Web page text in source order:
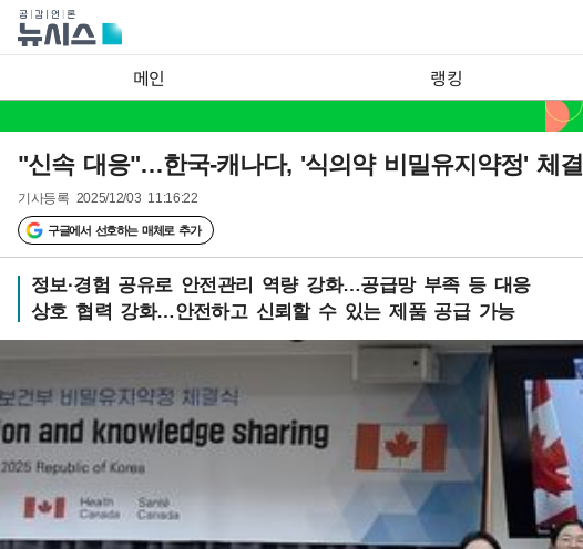
메인 랭킹
"신속 대응"…한국-캐나다, '식의약 비밀유지약정' 체결
기사등록 2025/12/03 11:16:22
구글에서 선호하는 매체로 추가
정보·경험 공유로 안전관리 역량 강화…공급망 부족 등 대응
상호 협력 강화…안전하고 신뢰할 수 있는 제품 공급 가능